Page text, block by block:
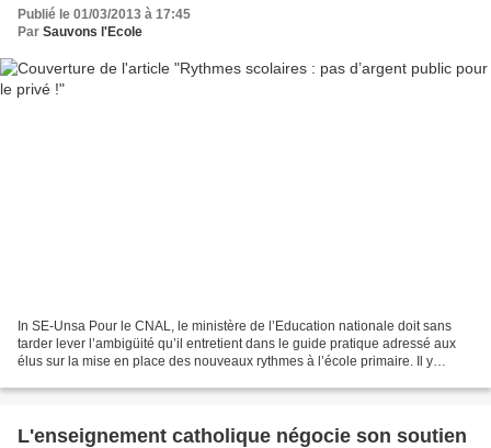
Publié le 01/03/2013 à 17:45
Par Sauvons l'Ecole
In SE-Unsa Pour le CNAL, le ministère de l’Education nationale doit sans
tarder lever l’ambigüité qu’il entretient dans le guide pratique adressé aux
élus sur la mise en place des nouveaux rythmes à l’école primaire. Il y
L'enseignement catholique négocie son soutien